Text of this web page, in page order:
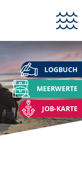
LOGBUCH
MEERWERTE
JOB-KARTE